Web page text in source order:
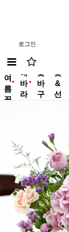
로그인
new
여
름
꽃
new
해
바
라
꽃
바
구
꽃
&
선